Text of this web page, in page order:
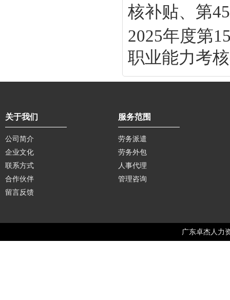
核补贴、第
2025年度第
职业能力考
关于我们
公司简介
企业文化
联系方式
合作伙伴
留言反馈
服务范围
劳务派遣
劳务外包
人事代理
管理咨询
广东卓杰人力